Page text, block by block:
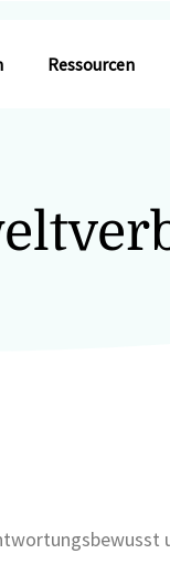
Ressourcen